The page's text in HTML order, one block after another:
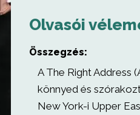
Olvasói
Összegzés:
A The Right Address
könnyed és
New York-i Upper